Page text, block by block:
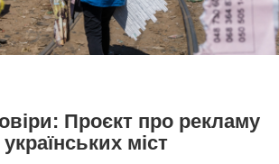
Проєкт про рекламу
міст